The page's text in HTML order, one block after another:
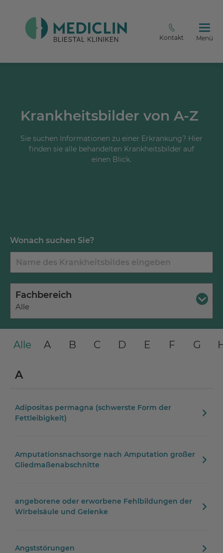
Kontakt Menü
Krankheitsbilder von A-Z
Sie suchen Informationen zu einer Erkrankung? Hier
finden sie alle behandelten Krankheitsbilder auf
einen Blick.
Wonach suchen Sie?
Fachbereich
Alle
Alle A B C D E F G
A
Adipositas permagna (schwerste Form der
Fettleibigkeit)
Amputationsnachsorge nach Amputation großer
Gliedmaßenabschnitte
angeborene oder erworbene Fehlbildungen der
Wirbelsäule und Gelenke
Angststörungen